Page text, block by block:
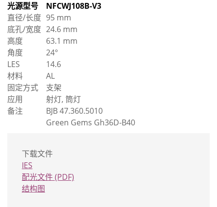
光源型号
NFCWJ108B-V3
直径/长度 95 mm
底孔/宽度 24.6 mm
高度
63.1 mm
角度
24°
LES
14.6
材料
AL
固定方式
支架
应用
射灯, 筒灯
备注
BJB 47.360.5010
Green Gems Gh36D-B40
下载文件
IES
配光文件 (PDF)
结构图